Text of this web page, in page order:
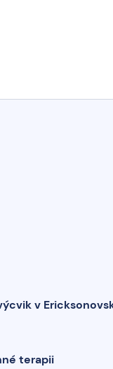
v
terapii